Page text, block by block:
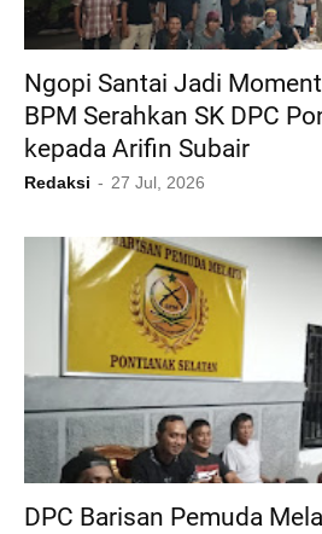
Ngopi Santai Jadi
BPM Serahkan SK DPC
kepada Arifin Subair
Redaksi 27 Jul, 2026
DPC Barisan Pemuda